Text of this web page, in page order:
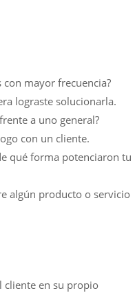
mayor frecuencia?
lograste solucionarla.
a uno general?
con un cliente.
qué forma potenciaron tu
algún producto o servicio
cliente en su propio